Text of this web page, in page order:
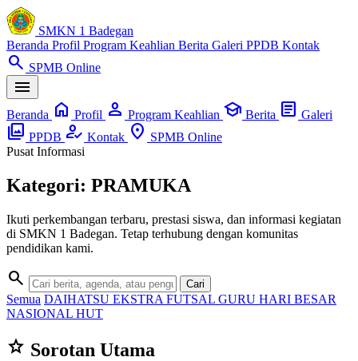
SMKN 1 Badegan
Beranda Profil Program Keahlian Berita Galeri PPDB Kontak
search SPMB Online
menu
Beranda home Profil person Program Keahlian school Berita article Galeri
photo_library PPDB how_to_reg Kontak location_on SPMB Online
Pusat Informasi
Kategori: PRAMUKA
Ikuti perkembangan terbaru, prestasi siswa, dan informasi kegiatan
di SMKN 1 Badegan. Tetap terhubung dengan komunitas
pendidikan kami.
search Cari
Semua DAIHATSU EKSTRA FUTSAL GURU HARI BESAR
NASIONAL HUT
star Sorotan Utama